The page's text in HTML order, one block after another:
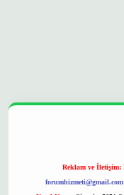
Reklam ve İletişim:
forumhizmeti@gmail.com